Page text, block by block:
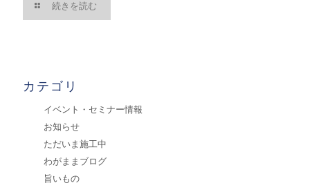
続きを読む
カテゴリ
イベント・セミナー情報
お知らせ
ただいま施工中
わがままブログ
旨いもの